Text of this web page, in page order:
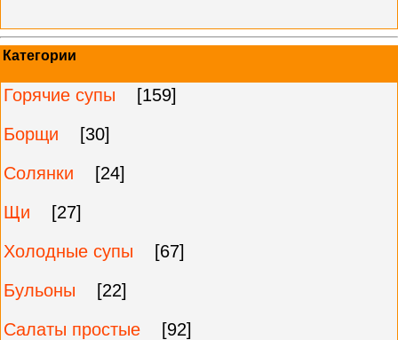
Категории
Горячие супы
[159]
Борщи
[30]
Солянки
[24]
Щи
[27]
Холодные супы
[67]
Бульоны
[22]
Салаты простые
[92]